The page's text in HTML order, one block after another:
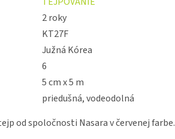
2 roky
KT27F
Južná Kórea
6
5 cm x 5 m
priedušná, vodeodolná
od spoločnosti Nasara v červenej farbe.